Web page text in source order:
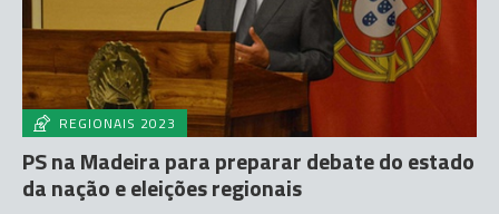
REGIONAIS 2023
PS na Madeira para preparar debate do estado
da nação e eleições regionais